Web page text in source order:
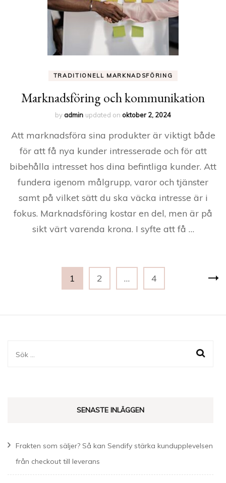
TRADITIONELL MARKNADSFÖRING
Marknadsföring och kommunikation
byadmin updated on oktober 2, 2024
Att marknadsföra sina produkter är viktigt både
för att få nya kunder intresserade och för att
bibehålla intresset hos dina befintliga kunder. Att
fundera igenom målgrupp, varor och tjänster
samt på vilket sätt du ska väcka intresse är i
fokus. Marknadsföring kostar en del, men är på
sikt värt varenda krona. I syfte att få …
Sidnumrering
Page
1 Page
2 … Page
4
Sök
SENASTE INLÄGGEN
Frakten som säljer? Så kan Sendify stärka kundupplevelsen
från checkout till leverans